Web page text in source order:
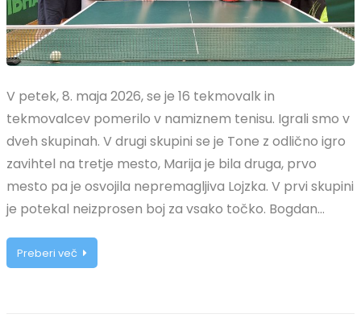
V petek, 8. maja 2026, se je 16 tekmovalk in
tekmovalcev pomerilo v namiznem tenisu. Igrali smo v
dveh skupinah. V drugi skupini se je Tone z odlično igro
zavihtel na tretje mesto, Marija je bila druga, prvo
mesto pa je osvojila nepremagljiva Lojzka. V prvi skupini
je potekal neizprosen boj za vsako točko. Bogdan…
Preberi več